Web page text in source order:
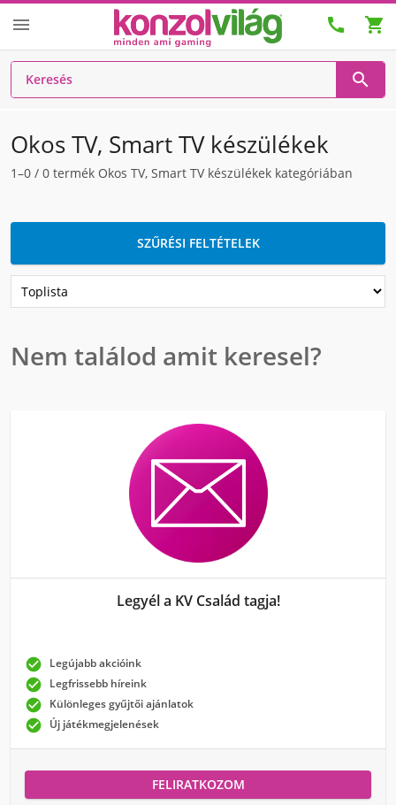
  

Okos TV, Smart TV készülékek
1–0 / 0 termék Okos TV, Smart TV készülékek kategóriában
SZŰRÉSI FELTÉTELEK
Nem találod amit keresel?
Legyél a KV Család tagja!
 Legújabb akcióink
 Legfrissebb híreink
 Különleges gyűjtői ajánlatok
 Új játékmegjelenések
FELIRATKOZOM